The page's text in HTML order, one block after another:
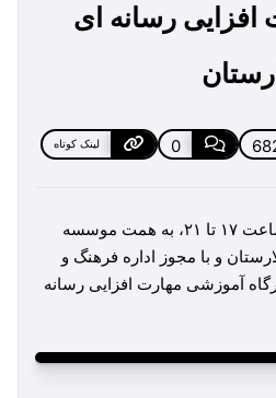
افزایی رسانه ای
0 لینک کوتاه
پنجشنبه نهم مردادماه از ساعت ١٧ تا ٢١، به همت موسسه
و با مجوز اداره فرهنگ و
آموزشی مهارت افزایی رسانه